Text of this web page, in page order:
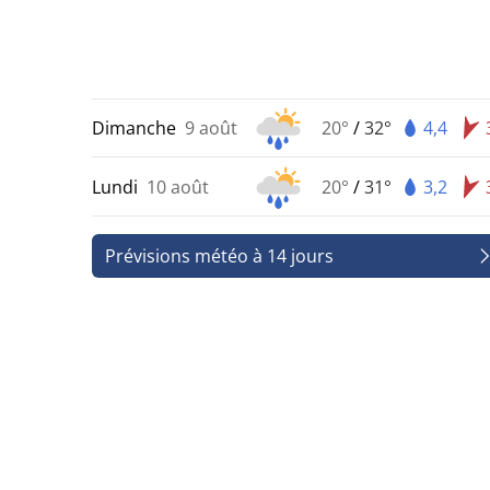
Dimanche 9 août 20° /32° 4,4
Lundi 10 août 20° /31° 3,2
Prévisions météo à 14 jours